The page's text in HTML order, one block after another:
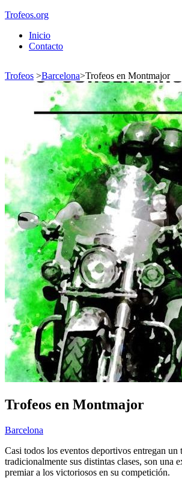
Trofeos.org
Inicio
Contacto
Trofeos >Barcelona>Trofeos en Montmajor
Trofeos en Montmajor
Barcelona
Casi todos los eventos deportivos entregan un
tradicionalmente sus distintas clases, son una
premiar a los victoriosos en su competición.